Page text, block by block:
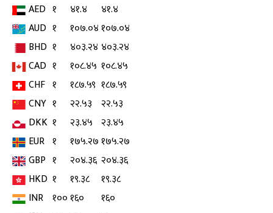
AED १ ४१.४
४१.४
AUD १ १०७.०४१०७.०४
BHD १ ४०३.२४ ४०३.२४
CAD १ १०८.४५ १०८.४५
CHF १ १८७.५९ १८७.५९
CNY १ २२.५३
२२.५३
DKK १ २३.४५ २३.४५
EUR १ १७५.२७१७५.२७
GBP १ २०४.३६ २०४.३६
HKD १ १९.३८
१९.३८
INR १००१६०
१६०